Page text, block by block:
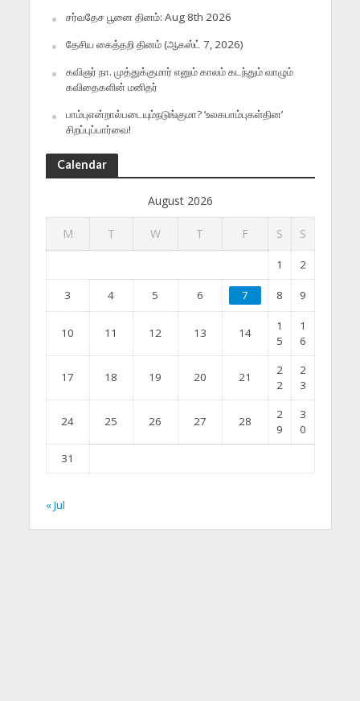
சர்வதேச பூனை தினம்: Aug 8th 2026
தேசிய கைத்தறி தினம் (ஆகஸ்ட் 7, 2026)
கவிஞர் நா. முத்துக்குமார் எனும் காலம் கடந்தும் வாழும்
கவிதைகளின் மனிதர்
பாம்புஎன்றால்படையும்நடுங்குமா? ‘உலகபாம்புகள்தின’
சிறப்புப்பார்வை!
Calendar
August 2026
M T W T F S S
1 2
3 4 5 6 7 8 9
10 11 12 13 14
1
5
1
6
17 18 19 20 21
2
2
2
3
24 25 26 27 28
2
9
3
0
31
« Jul